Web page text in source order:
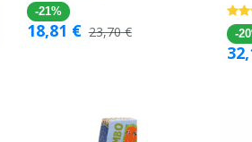
-21%
18,81 € 23,70€ -